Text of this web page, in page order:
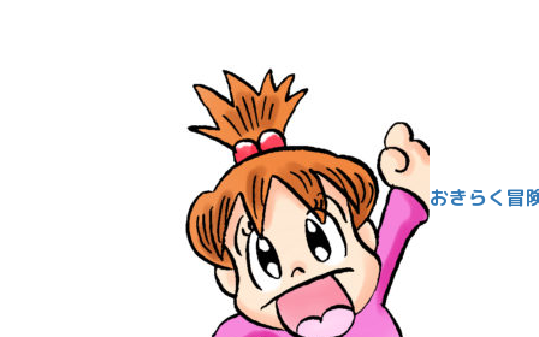
おきらく冒